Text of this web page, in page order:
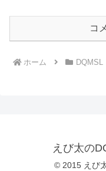
コ
ホーム DQMSL
えび太の
© 2015 えび